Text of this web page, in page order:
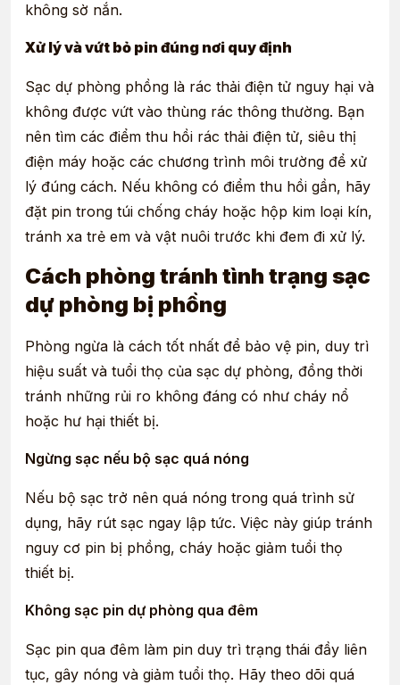
không sờ nắn.
Xử lý và vứt bỏ pin đúng nơi quy định
Sạc dự phòng phồng là rác thải điện tử nguy hại và
không được vứt vào thùng rác thông thường. Bạn
nên tìm các điểm thu hồi rác thải điện tử, siêu thị
điện máy hoặc các chương trình môi trường để xử
lý đúng cách. Nếu không có điểm thu hồi gần, hãy
đặt pin trong túi chống cháy hoặc hộp kim loại kín,
tránh xa trẻ em và vật nuôi trước khi đem đi xử lý.
Cách phòng tránh tình trạng sạc
dự phòng bị phồng
Phòng ngừa là cách tốt nhất để bảo vệ pin, duy trì
hiệu suất và tuổi thọ của sạc dự phòng, đồng thời
tránh những rủi ro không đáng có như cháy nổ
hoặc hư hại thiết bị.
Ngừng sạc nếu bộ sạc quá nóng
Nếu bộ sạc trở nên quá nóng trong quá trình sử
dụng, hãy rút sạc ngay lập tức. Việc này giúp tránh
nguy cơ pin bị phồng, cháy hoặc giảm tuổi thọ
thiết bị.
Không sạc pin dự phòng qua đêm
Sạc pin qua đêm làm pin duy trì trạng thái đầy liên
tục, gây nóng và giảm tuổi thọ. Hãy theo dõi quá